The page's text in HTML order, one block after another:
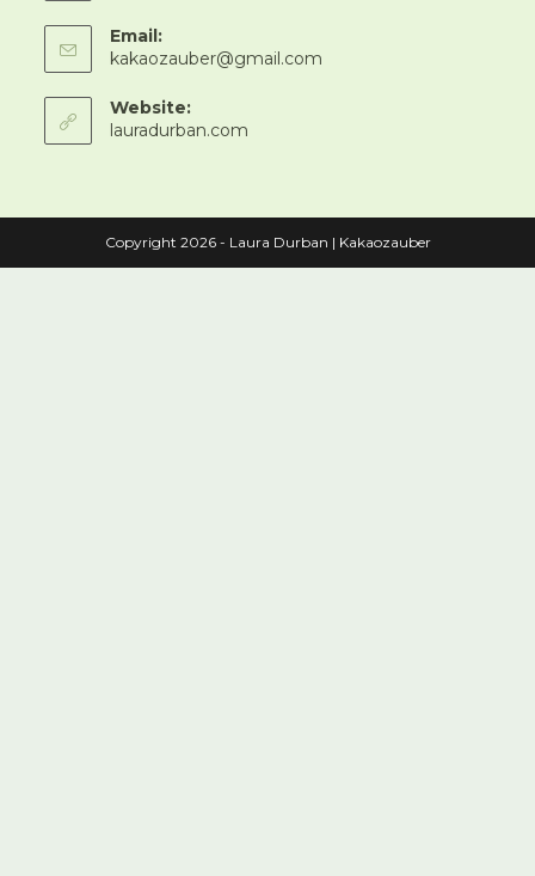
Email:
kakaozauber@gmail.com
Website:
lauradurban.com
Copyright 2026 - Laura Durban | Kakaozauber